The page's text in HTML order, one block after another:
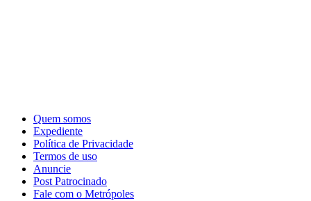
Quem somos
Expediente
Política de Privacidade
Termos de uso
Anuncie
Post Patrocinado
Fale com o Metrópoles